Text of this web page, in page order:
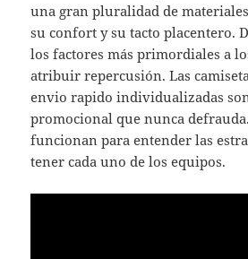
una gran pluralidad de
su confort y su tacto placentero.
los factores más primordiales a
atribuir repercusión. Las
envio rapido individualizadas
promocional que nunca
funcionan para entender las
tener cada uno de los equipos.